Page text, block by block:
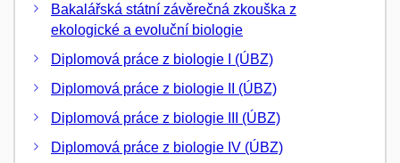
Bakalářská státní závěrečná zkouška z
ekologické a evoluční biologie
Diplomová práce z biologie I (ÚBZ)
Diplomová práce z biologie II (ÚBZ)
Diplomová práce z biologie III (ÚBZ)
Diplomová práce z biologie IV (ÚBZ)